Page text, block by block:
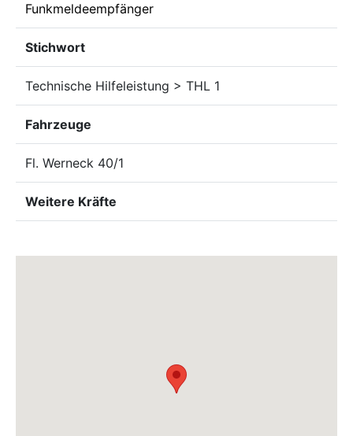
Funkmeldeempfänger
Stichwort
Technische Hilfeleistung > THL 1
Fahrzeuge
Fl. Werneck 40/1
Weitere Kräfte